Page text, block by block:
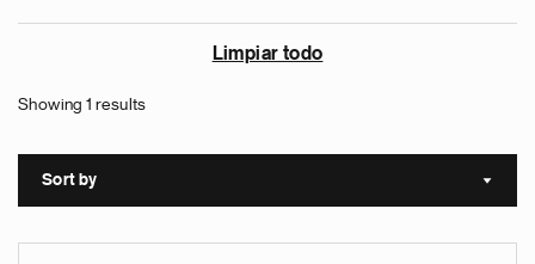
Limpiar todo
Showing 1 results
Sort by Sort